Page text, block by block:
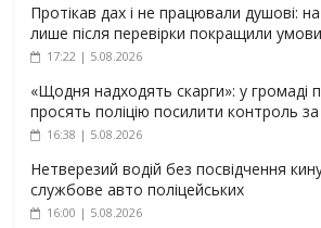
Протікав дах і не працювали душові:
лише після перевірки покращили
17:22 | 5.08.2026
«Щодня надходять скарги»: у громаді
просять поліцію посилити контроль
16:38 | 5.08.2026
Нетверезий водій без посвідчення
службове авто поліцейських
16:00 | 5.08.2026